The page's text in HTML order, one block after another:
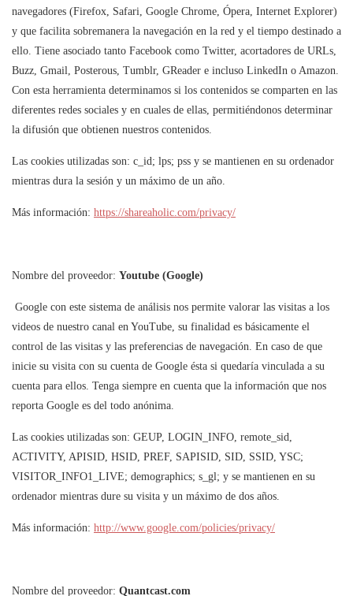
navegadores (Firefox, Safari, Google Chrome, Ópera, Internet Explorer)
y que facilita sobremanera la navegación en la red y el tiempo destinado a
ello. Tiene asociado tanto Facebook como Twitter, acortadores de URLs,
Buzz, Gmail, Posterous, Tumblr, GReader e incluso LinkedIn o Amazon.
Con esta herramienta determinamos si los contenidos se comparten en las
diferentes redes sociales y en cuales de ellas, permitiéndonos determinar
la difusión que obtienen nuestros contenidos.
Las cookies utilizadas son: c_id; lps; pss y se mantienen en su ordenador
mientras dura la sesión y un máximo de un año.
Más información: https://shareaholic.com/privacy/
Nombre del proveedor: Youtube (Google)
Google con este sistema de análisis nos permite valorar las visitas a los
videos de nuestro canal en YouTube, su finalidad es básicamente el
control de las visitas y las preferencias de navegación. En caso de que
inicie su visita con su cuenta de Google ésta si quedaría vinculada a su
cuenta para ellos. Tenga siempre en cuenta que la información que nos
reporta Google es del todo anónima.
Las cookies utilizadas son: GEUP, LOGIN_INFO, remote_sid,
ACTIVITY, APISID, HSID, PREF, SAPISID, SID, SSID, YSC;
VISITOR_INFO1_LIVE; demographics; s_gl; y se mantienen en su
ordenador mientras dure su visita y un máximo de dos años.
Más información: http://www.google.com/policies/privacy/
Nombre del proveedor: Quantcast.com